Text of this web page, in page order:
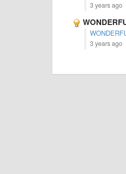
3 years ago
3 years ago